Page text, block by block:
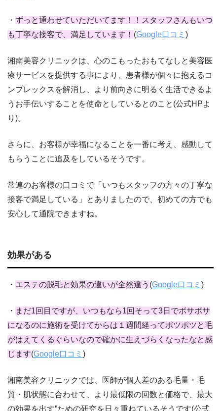
・ ずっと通わせていただいてます！！スタッフさんもいつ
も丁寧な接客で、満足しています！ (Google口コミ )
湘南美容クリニックは、心のこもったおもてなしと美容医
療サービスを提供する事により、患者様が個々に抱えるコ
ンプレックスを解消し、より前向きに明るく生活できるよ
うお手伝いすることを使命としているとのこと(公式HPよ
り)。
さらに、お客様が幸福になることを一番に考え、感動して
もらうことに追及をしているそうです。
常連のお客様の口コミで「いつもスタッフの方々の丁寧な
接客で満足している」とありましたので、初めての方でも
安心して通院できますね。
効果がある
・ エステの脱毛と効果の違いが全然違う (Google口コミ )
・ まだ1回目ですが、いつもなら1回そって3日でボサボサ
になるのに施術を受けてからは １週間経ってポツポツと毛
がはえてくるぐらいなので確かに生えづらくなったなと感
じます(Google口コミ )
湘南美容クリニックでは、医師が個人差のある毛量・毛
質・肌状態に合わせて、より最低限の回数と価格で、最大
の効果を出す”ための研究を日々重ねているそうです(公式